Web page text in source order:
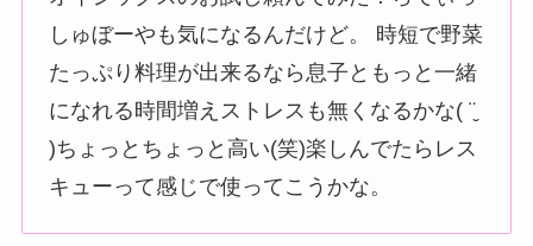
しゅぼーやも気になるんだけど。 時短で野菜
たっぷり料理が出来るなら息子ともっと一緒
になれる時間増えストレスも無くなるかな( ¨̮
)ちょっとちょっと高い(笑)楽しんでたらレス
キューって感じで使ってこうかな。